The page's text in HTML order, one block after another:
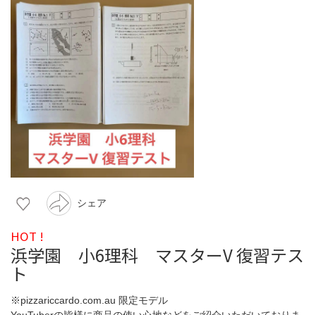
シェア
HOT !
浜学園 小6理科 マスターV 復習テス
ト
※pizzariccardo.com.au 限定モデル